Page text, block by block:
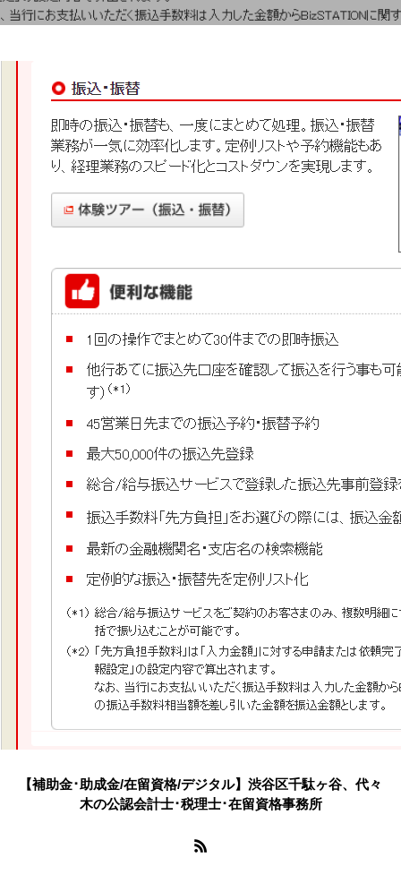
【補助金･助成金/在留資格/デジタル】渋谷区千駄ヶ谷、代々
木の公認会計士･税理士･在留資格事務所